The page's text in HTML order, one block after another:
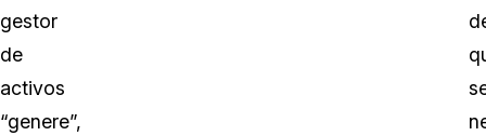
gestor
de
activos
“genere”,